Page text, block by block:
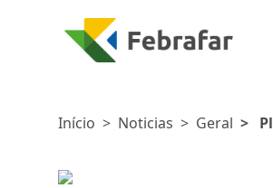
Início > Noticias > Geral >